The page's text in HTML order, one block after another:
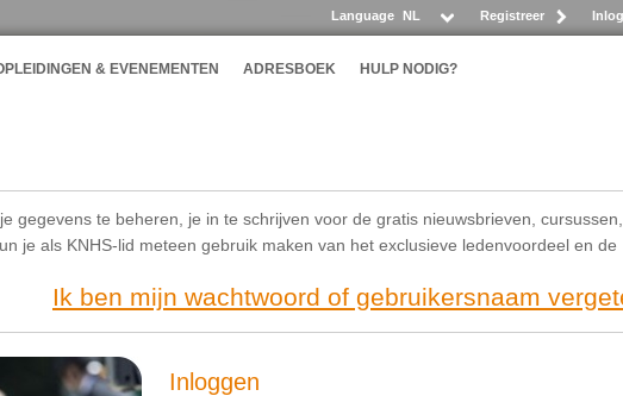
Registreer
Language NL
& EVENEMENTEN ADRESBOEK HULP NODIG?
gegevens te beheren, je in te schrijven voor de gratis nieuwsbrieven, cursussen,
je als KNHS-lid meteen gebruik maken van het exclusieve ledenvoordeel en de
Ik ben mijn wachtwoord of gebruikersnaam
Inloggen